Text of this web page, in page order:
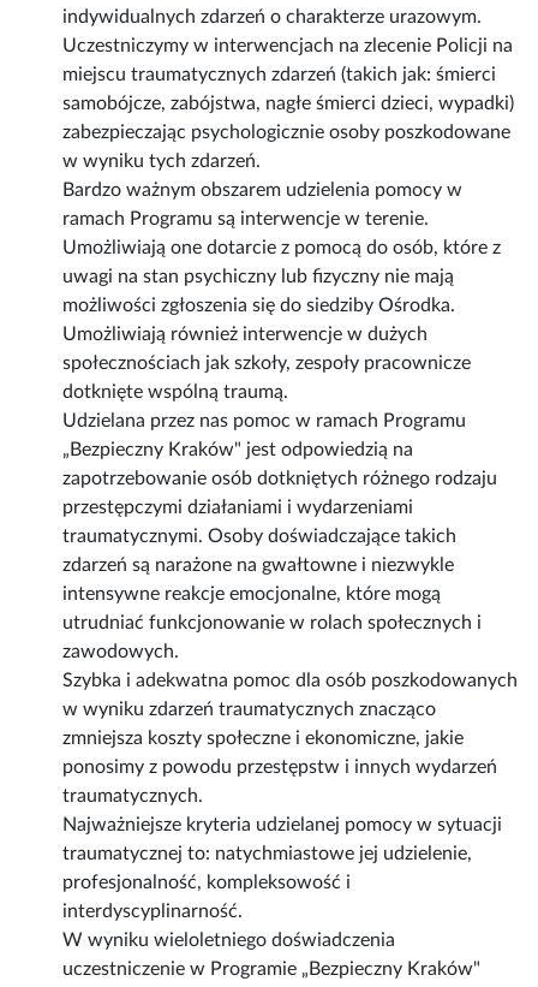
indywidualnych zdarzeń o charakterze urazowym.
Uczestniczymy w interwencjach na zlecenie Policji na
miejscu traumatycznych zdarzeń (takich jak: śmierci
samobójcze, zabójstwa, nagłe śmierci dzieci, wypadki)
zabezpieczając psychologicznie osoby poszkodowane
w wyniku tych zdarzeń.
Bardzo ważnym obszarem udzielenia pomocy w
ramach Programu są interwencje w terenie.
Umożliwiają one dotarcie z pomocą do osób, które z
uwagi na stan psychiczny lub fizyczny nie mają
możliwości zgłoszenia się do siedziby Ośrodka.
Umożliwiają również interwencje w dużych
społecznościach jak szkoły, zespoły pracownicze
dotknięte wspólną traumą.
Udzielana przez nas pomoc w ramach Programu
„Bezpieczny Kraków" jest odpowiedzią na
zapotrzebowanie osób dotkniętych różnego rodzaju
przestępczymi działaniami i wydarzeniami
traumatycznymi. Osoby doświadczające takich
zdarzeń są narażone na gwałtowne i niezwykle
intensywne reakcje emocjonalne, które mogą
utrudniać funkcjonowanie w rolach społecznych i
zawodowych.
Szybka i adekwatna pomoc dla osób poszkodowanych
w wyniku zdarzeń traumatycznych znacząco
zmniejsza koszty społeczne i ekonomiczne, jakie
ponosimy z powodu przestępstw i innych wydarzeń
traumatycznych.
Najważniejsze kryteria udzielanej pomocy w sytuacji
traumatycznej to: natychmiastowe jej udzielenie,
profesjonalność, kompleksowość i
interdyscyplinarność.
W wyniku wieloletniego doświadczenia
uczestniczenie w Programie „Bezpieczny Kraków"